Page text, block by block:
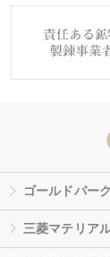
ゴールドパー
三菱マテリア